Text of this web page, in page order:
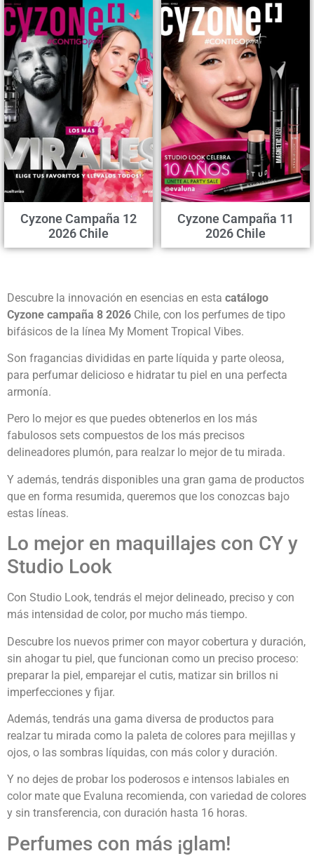
Cyzone Campaña 12
2026 Chile
Cyzone Campaña 11
2026 Chile
Descubre la innovación en esencias en esta catálogo
Cyzone campaña 8 2026 Chile, con los perfumes de tipo
bifásicos de la línea My Moment Tropical Vibes.
Son fragancias divididas en parte líquida y parte oleosa,
para perfumar delicioso e hidratar tu piel en una perfecta
armonía.
Pero lo mejor es que puedes obtenerlos en los más
fabulosos sets compuestos de los más precisos
delineadores plumón, para realzar lo mejor de tu mirada.
Y además, tendrás disponibles una gran gama de productos
que en forma resumida, queremos que los conozcas bajo
estas líneas.
Lo mejor en maquillajes con CY y
Studio Look
Con Studio Look, tendrás el mejor delineado, preciso y con
más intensidad de color, por mucho más tiempo.
Descubre los nuevos primer con mayor cobertura y duración,
sin ahogar tu piel, que funcionan como un preciso proceso:
preparar la piel, emparejar el cutis, matizar sin brillos ni
imperfecciones y fijar.
Además, tendrás una gama diversa de productos para
realzar tu mirada como la paleta de colores para mejillas y
ojos, o las sombras líquidas, con más color y duración.
Y no dejes de probar los poderosos e intensos labiales en
color mate que Evaluna recomienda, con variedad de colores
y sin transferencia, con duración hasta 16 horas.
Perfumes con más ¡glam!